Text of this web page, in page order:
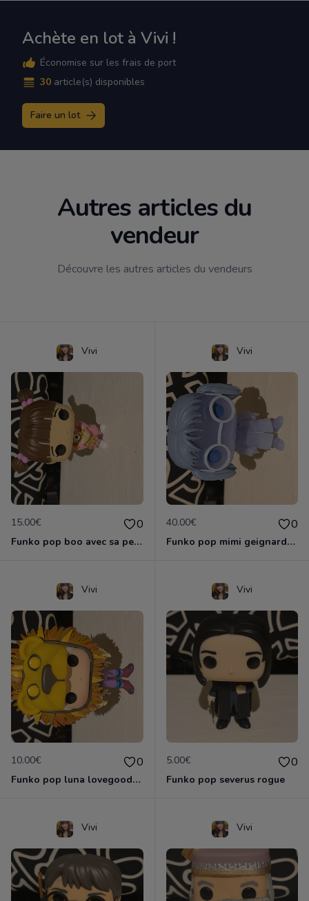
Achète en lot à Vivi !
Économise sur les frais de port
30 article(s) disponibles
Faire un lot
Autres articles du
vendeur
Découvre les autres articles du vendeurs
Vivi
15.00€ 0
Funko pop boo avec sa peluche
Vivi
40.00€ 0
Funko pop mimi geignarde special hot topic 2018
Vivi
10.00€ 0
Funko pop luna lovegood masque de lion
Vivi
5.00€ 0
Funko pop severus rogue
Vivi Vivi